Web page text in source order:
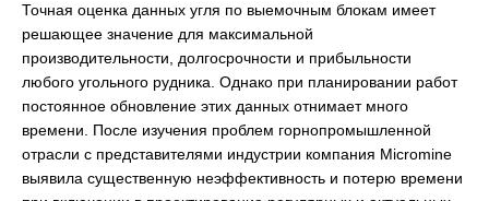
Точная оценка данных угля по выемочным блокам имеет
решающее значение для максимальной
производительности, долгосрочности и прибыльности
любого угольного рудника. Однако при планировании работ
постоянное обновление этих данных отнимает много
времени. После изучения проблем горнопромышленной
отрасли с представителями индустрии компания Micromine
выявила существенную неэффективность и потерю времени